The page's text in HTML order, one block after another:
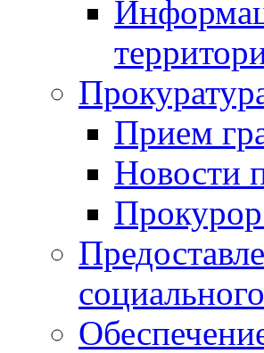
Прием
Новости
Прокурор